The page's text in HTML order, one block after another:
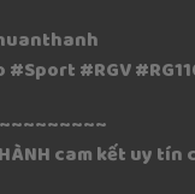
#RGV
cam kết uy